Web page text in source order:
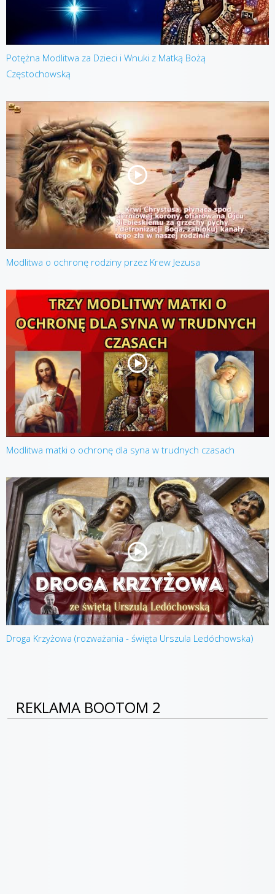
Potężna Modlitwa za Dzieci i Wnuki z Matką Bożą
Częstochowską
Modlitwa o ochronę rodziny przez Krew Jezusa
Modlitwa matki o ochronę dla syna w trudnych czasach
Droga Krzyżowa (rozważania - święta Urszula Ledóchowska)
REKLAMA BOOTOM 2